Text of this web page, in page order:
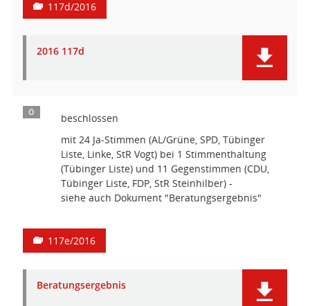
117d/2016
2016 117d
Ö
beschlossen
mit 24 Ja-Stimmen (AL/Grüne, SPD, Tübinger
Liste, Linke, StR Vogt) bei 1 Stimmenthaltung
(Tübinger Liste) und 11 Gegenstimmen (CDU,
Tübinger Liste, FDP, StR Steinhilber) -
siehe auch Dokument "Beratungsergebnis"
117e/2016
Beratungsergebnis